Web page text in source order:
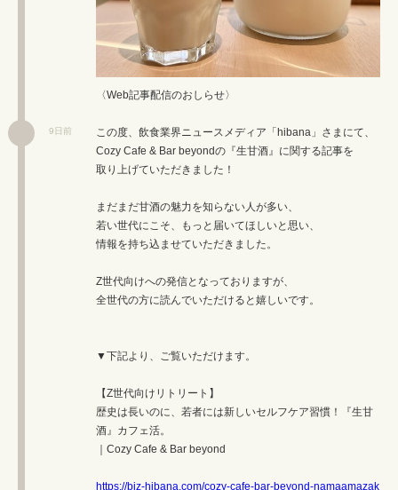
9日前
〈Web記事配信のおしらせ〉
この度、飲食業界ニュースメディア「hibana」さまにて、
Cozy Cafe & Bar beyondの『生甘酒』に関する記事を
取り上げていただきました！
まだまだ甘酒の魅力を知らない人が多い、
若い世代にこそ、もっと届いてほしいと思い、
情報を持ち込ませていただきました。
Z世代向けへの発信となっておりますが、
全世代の方に読んでいただけると嬉しいです。
▼下記より、ご覧いただけます。
【Z世代向けリトリート】
歴史は長いのに、若者には新しいセルフケア習慣！『生甘
酒』カフェ活。
｜Cozy Cafe & Bar beyond
https://biz-hibana.com/cozy-cafe-bar-beyond-namaamazak